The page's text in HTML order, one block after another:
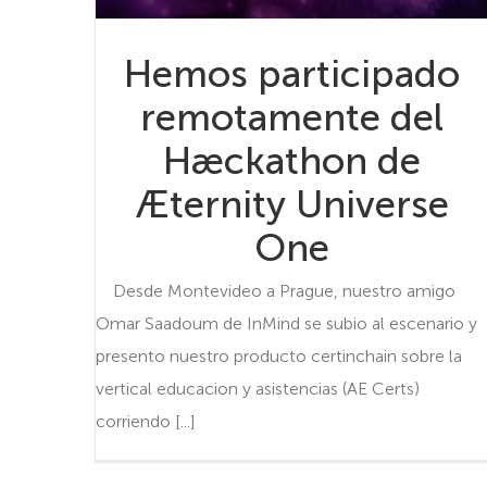
Hemos participado
remotamente del
Hæckathon de
Æternity Universe
One
Desde Montevideo a Prague, nuestro amigo
Omar Saadoum de InMind se subio al escenario y
presento nuestro producto certinchain sobre la
vertical educacion y asistencias (AE Certs)
corriendo [...]